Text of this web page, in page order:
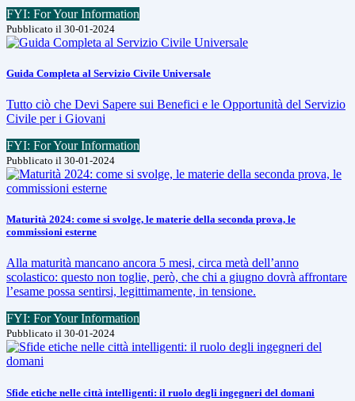
FYI: For Your Information
Pubblicato il 30-01-2024
Guida Completa al Servizio Civile Universale
Tutto ciò che Devi Sapere sui Benefici e le Opportunità del Servizio
Civile per i Giovani
FYI: For Your Information
Pubblicato il 30-01-2024
Maturità 2024: come si svolge, le materie della seconda prova, le
commissioni esterne
Alla maturità mancano ancora 5 mesi, circa metà dell’anno
scolastico: questo non toglie, però, che chi a giugno dovrà affrontare
l’esame possa sentirsi, legittimamente, in tensione.
FYI: For Your Information
Pubblicato il 30-01-2024
Sfide etiche nelle città intelligenti: il ruolo degli ingegneri del domani